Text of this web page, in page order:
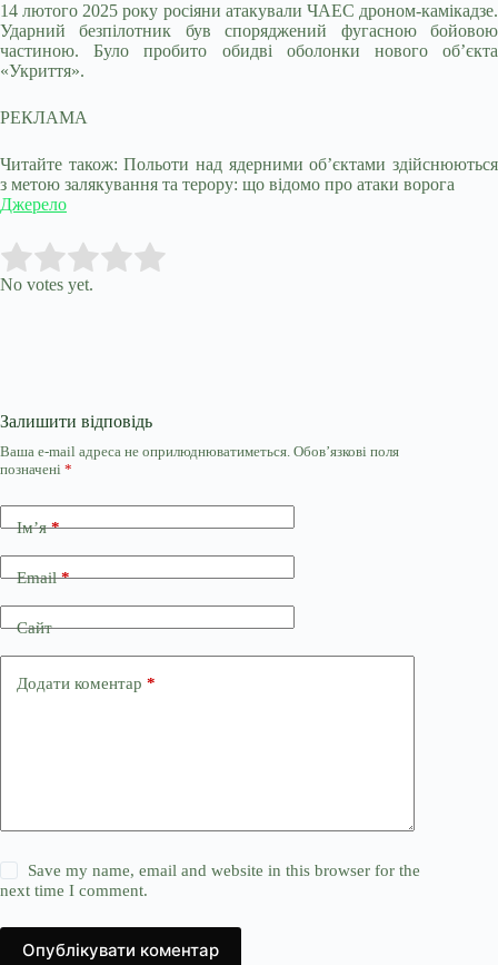
14 лютого 2025 року росіяни атакували ЧАЕС дроном-камікадзе.
Ударний безпілотник був споряджений фугасною бойовою
частиною. Було пробито обидві оболонки нового об’єкта
«Укриття».
РЕКЛАМА
Читайте також: Польоти над ядерними об’єктами здійснюються
з метою залякування та терору: що відомо про атаки ворога
Джерело
Rate this item:
No votes yet.
Залишити відповідь
Ваша e-mail адреса не оприлюднюватиметься. Обов’язкові поля
позначені *
Ім’я*
Email*
Сайт
Додати коментар *
Save my name, email and website in this browser for the
next time I comment.
Опублікувати коментар